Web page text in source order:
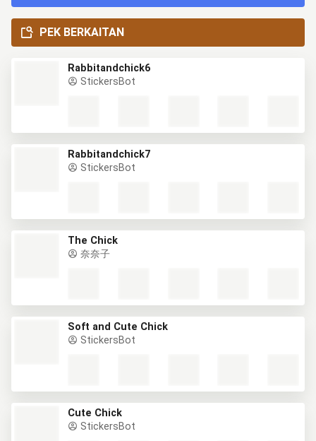
PEK BERKAITAN
Rabbitandchick6
StickersBot
Rabbitandchick7
StickersBot
The Chick
奈奈子
Soft and Cute Chick
StickersBot
Cute Chick
StickersBot